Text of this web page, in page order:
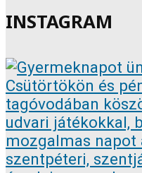
INSTAGRAM